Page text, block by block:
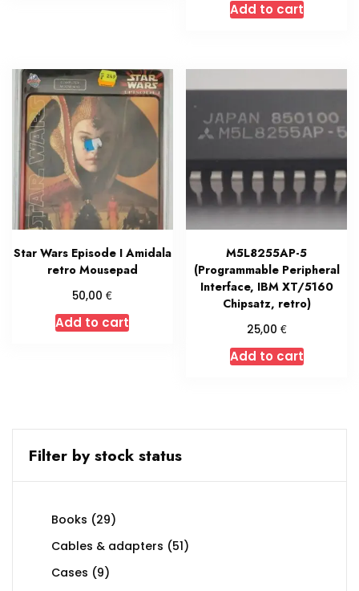
Add to cart
Star Wars Episode I Amidala
retro Mousepad
50,00€
Add to cart
M5L8255AP-5
(Programmable Peripheral
Interface, IBM XT/5160
Chipsatz, retro)
25,00 €
Add to cart
Filter by stock status
Books 2929
Cables & adapters 5151
Cases 99